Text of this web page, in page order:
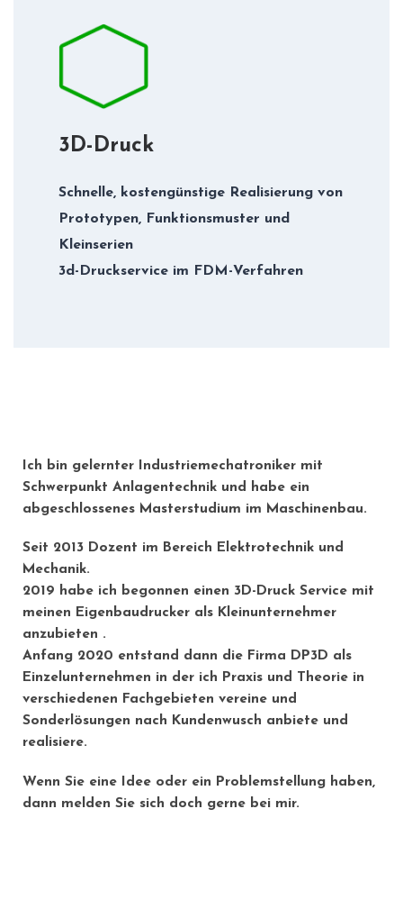
3D-Druck
Schnelle, kostengünstige Realisierung von
Prototypen, Funktionsmuster und
Kleinserien
3d-Druckservice im FDM-Verfahren
Ich bin gelernter Industriemechatroniker mit
Schwerpunkt Anlagentechnik und habe ein
abgeschlossenes Masterstudium im Maschinenbau.
Seit 2013 Dozent im Bereich Elektrotechnik und
Mechanik.
2019 habe ich begonnen einen 3D-Druck Service mit
meinen Eigenbaudrucker als Kleinunternehmer
anzubieten .
Anfang 2020 entstand dann die Firma DP3D als
Einzelunternehmen in der ich Praxis und Theorie in
verschiedenen Fachgebieten vereine und
Sonderlösungen nach Kundenwusch anbiete und
realisiere.
Wenn Sie eine Idee oder ein Problemstellung haben,
dann melden Sie sich doch gerne bei mir.